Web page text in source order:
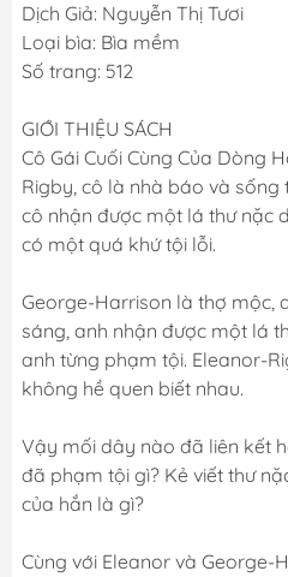
Dịch Giả: Nguyễn Thị Tươi
Loại bìa: Bìa mềm
Số trang: 512
GIỚI THIỆU SÁCH
Cô Gái Cuối Cùng Của Dòng
Rigby, cô là nhà báo và sống
cô nhận được một lá thư nặc
có một quá khứ tội lỗi.
George-Harrison là thợ mộc,
sáng, anh nhận được một lá
anh từng phạm tội. Eleanor-
không hề quen biết nhau.
Vậy mối dây nào đã liên kết
đã phạm tội gì? Kẻ viết thư
của hắn là gì?
Cùng với Eleanor và George-